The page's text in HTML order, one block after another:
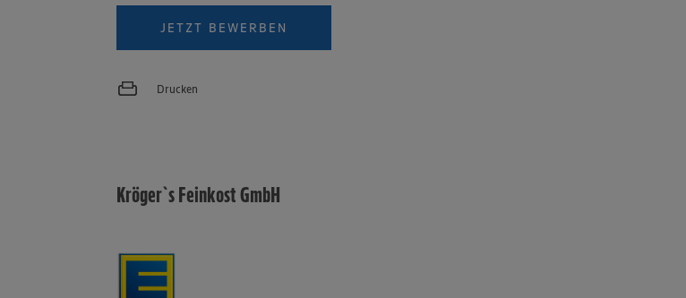
JETZT BEWERBEN
Drucken
Kröger`s Feinkost GmbH